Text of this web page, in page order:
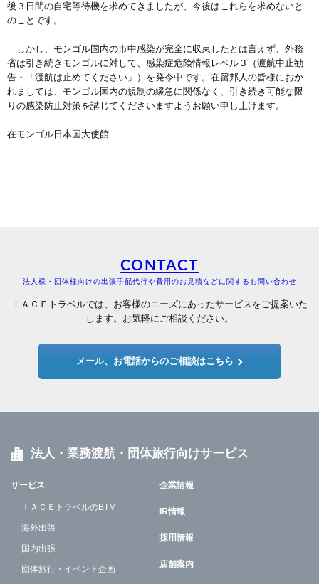
後３日間の自宅等待機を求めてきましたが、今後はこれらを求めないと
のことです。
しかし、モンゴル国内の市中感染が完全に収束したとは言えず、外務
省は引き続きモンゴルに対して、感染症危険情報レベル３（渡航中止勧
告・「渡航は止めてください」）を発令中です。在留邦人の皆様におか
れましては、モンゴル国内の規制の緩急に関係なく、引き続き可能な限
りの感染防止対策を講じてくださいますようお願い申し上げます。
在モンゴル日本国大使館
CONTACT
法人様・団体様向けの出張手配代行や費用のお見積などに関するお問い合わせ
ＩＡＣＥトラベルでは、お客様のニーズにあったサービスをご提案いた
します。お気軽にご相談ください。
メール、お電話からのご相談はこちら
法人・業務渡航・団体旅行向けサービス
サービス
ＩＡＣＥトラベルのBTM
海外出張
国内出張
団体旅行・イベント企画
企業情報
IR情報
採用情報
店舗案内